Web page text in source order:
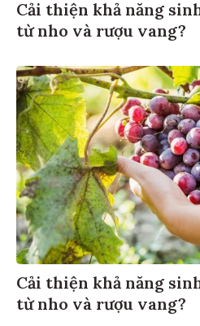
Cải thiện khả năng
từ nho và rượu vang?
Cải thiện khả năng
từ nho và rượu vang?